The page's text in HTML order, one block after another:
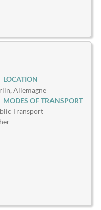
LOCATION
Allemagne
MODES OF TRANSPORT
Transport